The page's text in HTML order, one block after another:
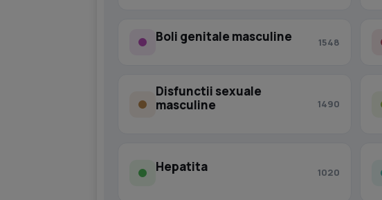
Boli genitale masculine 1548
Disfunctii sexuale
masculine
1490
Hepatita 1020